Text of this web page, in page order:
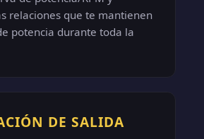
relaciones que te mantienen
potencia durante toda la
DE SALIDA